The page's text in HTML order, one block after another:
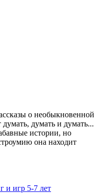
о необыкновенной
думать и думать...
истории, но
она находит
и игр 5-7 лет